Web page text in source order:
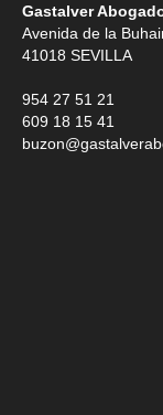
Gastalver
Avenida de la
41018 SEVILLA
954 27 51 21
609 18 15 41